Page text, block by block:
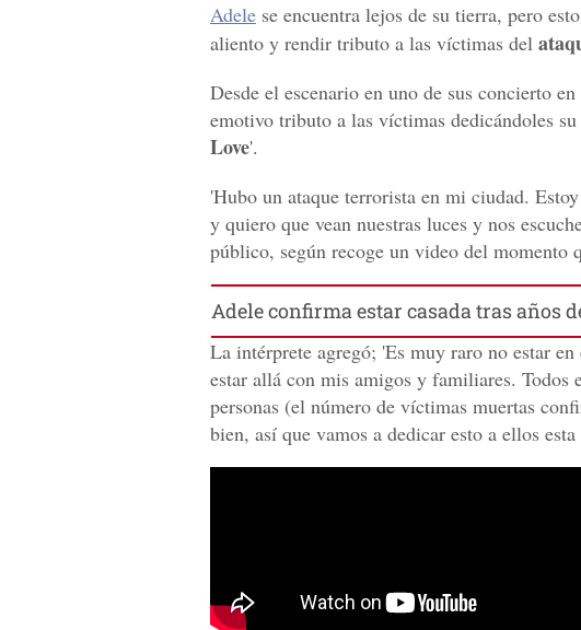
Adele se encuentra lejos de su tierra, pero
aliento y rendir tributo a las víctimas del
Desde el escenario en uno de sus concierto
emotivo tributo a las víctimas dedicándoles
Love'.
'Hubo un ataque terrorista en mi ciudad.
y quiero que vean nuestras luces y nos
público, según recoge un video del momento
Adele confirma estar casada tras años
La intérprete agregó; 'Es muy raro no estar
estar allá con mis amigos y familiares. Todos
personas (el número de víctimas muertas
bien, así que vamos a dedicar esto a ellos esta